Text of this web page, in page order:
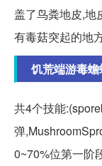
盖了鸟粪地皮,地
有毒菇突起的地
饥荒端游毒
共4个技能
弹
0~70%位第一阶